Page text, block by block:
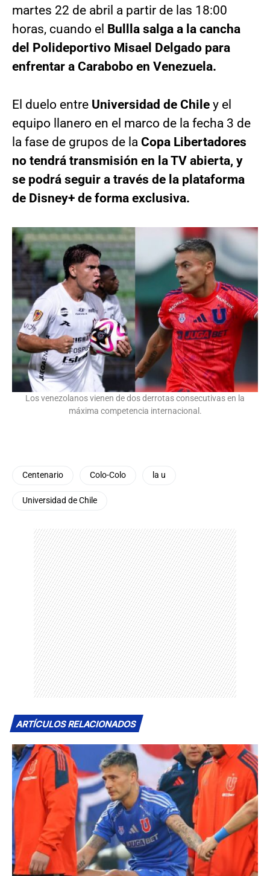
martes 22 de abril a partir de las 18:00
horas, cuando el Bullla salga a la cancha
del Polideportivo Misael Delgado para
enfrentar a Carabobo en Venezuela.
El duelo entre Universidad de Chile y el
equipo llanero en el marco de la fecha 3 de
la fase de grupos de la Copa Libertadores
no tendrá transmisión en la TV abierta, y
se podrá seguir a través de la plataforma
de Disney+ de forma exclusiva.
Los venezolanos vienen de dos derrotas consecutivas en la
máxima competencia internacional.
Centenario Colo-Colo la u
Universidad de Chile
ARTÍCULOS RELACIONADOS